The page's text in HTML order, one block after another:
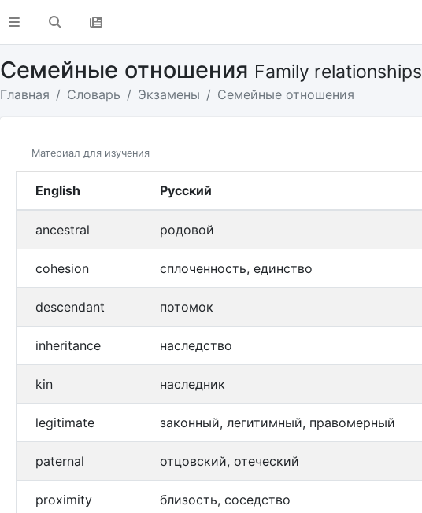
Семейные отношения Family relationships
Главная Словарь Экзамены Семейные отношения
Материал для изучения
English Русский
ancestral родовой
cohesion сплоченность, единство
descendant потомок
inheritance наследство
kin наследник
legitimate законный, легитимный, правомерный
paternal отцовский, отеческий
proximity близость, соседство